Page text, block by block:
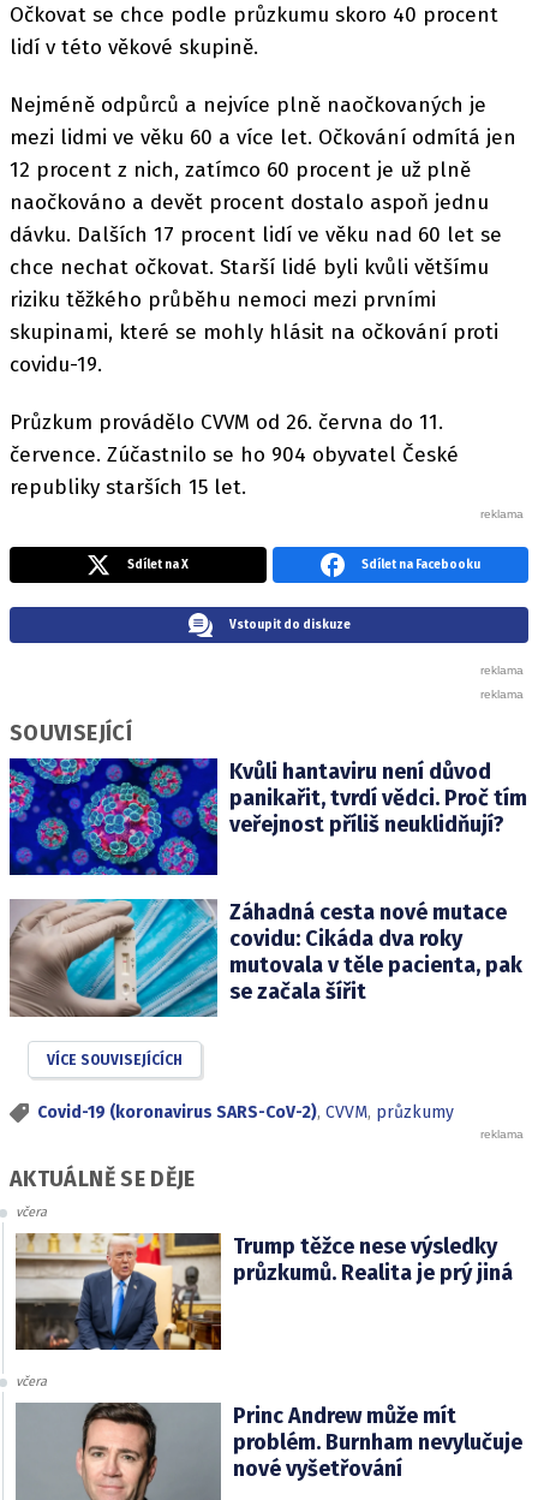
Očkovat se chce podle průzkumu skoro 40 procent
lidí v této věkové skupině.
Nejméně odpůrců a nejvíce plně naočkovaných je
mezi lidmi ve věku 60 a více let. Očkování odmítá jen
12 procent z nich, zatímco 60 procent je už plně
naočkováno a devět procent dostalo aspoň jednu
dávku. Dalších 17 procent lidí ve věku nad 60 let se
chce nechat očkovat. Starší lidé byli kvůli většímu
riziku těžkého průběhu nemoci mezi prvními
skupinami, které se mohly hlásit na očkování proti
covidu-19.
Průzkum provádělo CVVM od 26. června do 11.
července. Zúčastnilo se ho 904 obyvatel České
republiky starších 15 let.
Sdílet na X Sdílet na Facebooku
Vstoupit do diskuze
SOUVISEJÍCÍ
Kvůli hantaviru není důvod
panikařit, tvrdí vědci. Proč tím
veřejnost příliš neuklidňují?
Záhadná cesta nové mutace
covidu: Cikáda dva roky
mutovala v těle pacienta, pak
se začala šířit
VÍCE SOUVISEJÍCÍCH
Covid-19 (koronavirus SARS-CoV-2), CVVM, průzkumy
AKTUÁLNĚ SE DĚJE
včera
Trump těžce nese výsledky
průzkumů. Realita je prý jiná
včera
Princ Andrew může mít
problém. Burnham nevylučuje
nové vyšetřování